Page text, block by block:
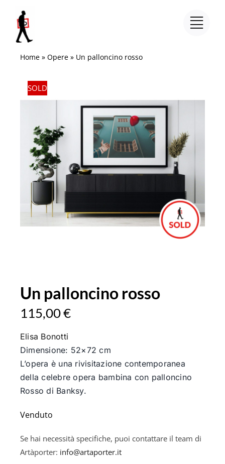
contenuto
Home» Opere» Un palloncino rosso
SOLD
Un palloncino rosso
115,00€
Elisa Bonotti
Dimensione: 52×72 cm
L’opera è una rivisitazione contemporanea
della celebre opera bambina con palloncino
Rosso di Banksy.
Se hai necessità specifiche, puoi contattare il team di
Artàporter: info@artaporter.it